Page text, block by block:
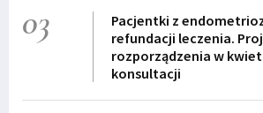
03
Pacjentki z
refundacji leczenia.
rozporządzenia w
konsultacji